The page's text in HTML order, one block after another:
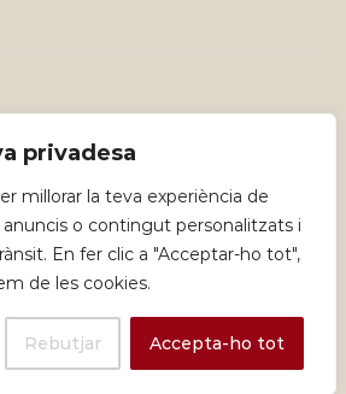
privadesa
millorar la teva experiència de
o contingut personalitzats i
En fer clic a "Acceptar-ho tot",
de les cookies.
Rebutjar Accepta-ho tot
Theme byOptima Themes